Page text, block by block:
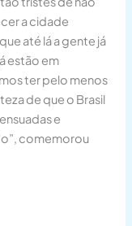
a cidade
até lá a gente já
estão em
ter pelo menos
de que o Brasil
e
comemorou